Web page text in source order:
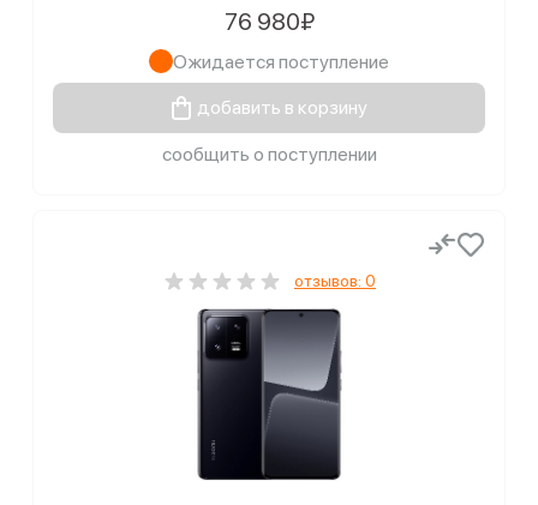
76 980₽
Ожидается поступление
добавить в корзину
сообщить о поступлении
отзывов: 0